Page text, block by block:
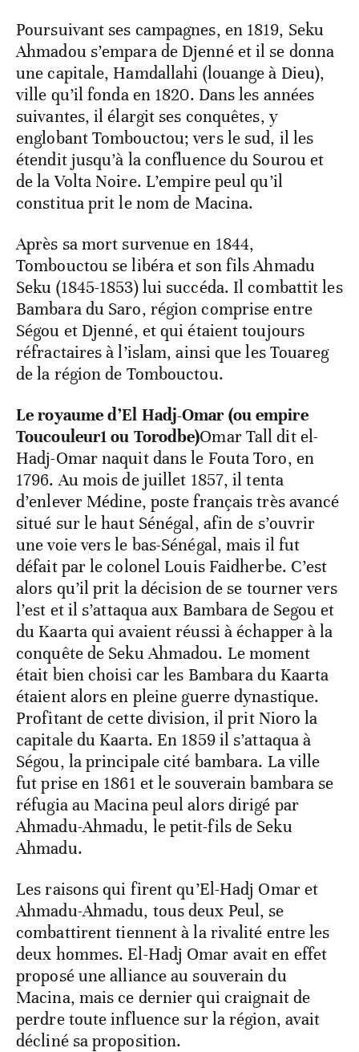
Poursuivant ses campagnes, en 1819, Seku
Ahmadou s’empara de Djenné et il se donna
une capitale, Hamdallahi (louange à Dieu),
ville qu’il fonda en 1820. Dans les années
suivantes, il élargit ses conquêtes, y
englobant Tombouctou; vers le sud, il les
étendit jusqu’à la confluence du Sourou et
de la Volta Noire. L’empire peul qu’il
constitua prit le nom de Macina.
Après sa mort survenue en 1844,
Tombouctou se libéra et son fils Ahmadu
Seku (1845-1853) lui succéda. Il combattit les
Bambara du Saro, région comprise entre
Ségou et Djenné, et qui étaient toujours
réfractaires à l’islam, ainsi que les Touareg
de la région de Tombouctou.
Le royaume d’El Hadj-Omar (ou empire
Toucouleur1ou Torodbe)Omar Tall dit el-
Hadj-Omar naquit dans le Fouta Toro, en
1796. Au mois de juillet 1857, il tenta
d’enlever Médine, poste français très avancé
situé sur le haut Sénégal, afin de s’ouvrir
une voie vers le bas-Sénégal, mais il fut
défait par le colonel Louis Faidherbe. C’est
alors qu’il prit la décision de se tourner vers
l’est et il s’attaqua aux Bambara de Segou et
du Kaarta qui avaient réussi à échapper à la
conquête de Seku Ahmadou. Le moment
était bien choisi car les Bambara du Kaarta
étaient alors en pleine guerre dynastique.
Profitant de cette division, il prit Nioro la
capitale du Kaarta. En 1859 il s’attaqua à
Ségou, la principale cité bambara. La ville
fut prise en 1861 et le souverain bambara se
réfugia au Macina peul alors dirigé par
Ahmadu-Ahmadu, le petit-fils de Seku
Ahmadu.
Les raisons qui firent qu’El-Hadj Omar et
Ahmadu-Ahmadu, tous deux Peul, se
combattirent tiennent à la rivalité entre les
deux hommes. El-Hadj Omar avait en effet
proposé une alliance au souverain du
Macina, mais ce dernier qui craignait de
perdre toute influence sur la région, avait
décliné sa proposition.